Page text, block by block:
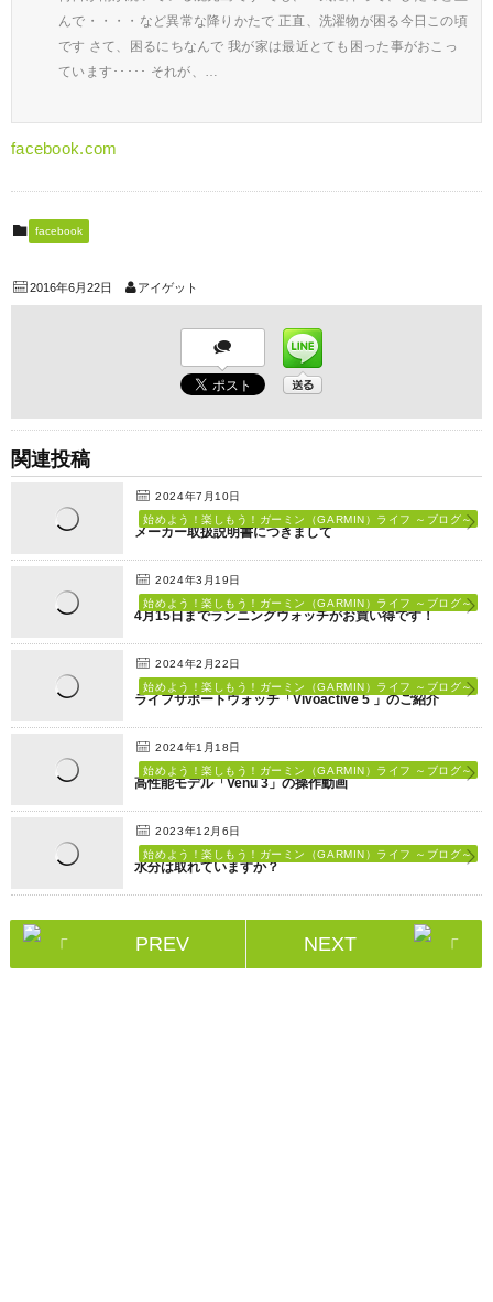
んで・・・・など異常な降りかたで 正直、洗濯物が困る今日この頃
です さて、困るにちなんで 我が家は最近とても困った事がおこっ
ています･････ それが、…
facebook.com
facebook
2016年6月22日 アイゲット
関連投稿
2024年7月10日
始めよう！楽しもう！ガーミン（GARMIN）ライフ ～ブログ～
メーカー取扱説明書につきまして
2024年3月19日
始めよう！楽しもう！ガーミン（GARMIN）ライフ ～ブログ～
4月15日までランニングウォッチがお買い得です！
2024年2月22日
始めよう！楽しもう！ガーミン（GARMIN）ライフ ～ブログ～
ライフサポートウォッチ「Vivoactive 5 」のご紹介
2024年1月18日
始めよう！楽しもう！ガーミン（GARMIN）ライフ ～ブログ～
高性能モデル「Venu 3」の操作動画
2023年12月6日
始めよう！楽しもう！ガーミン（GARMIN）ライフ ～ブログ～
水分は取れていますか？
PREV NEXT